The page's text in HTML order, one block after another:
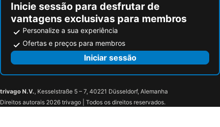
Inicie sessão para desfrutar de
vantagens exclusivas para membros
Personalize a sua experiência
Ofertas e preços para membros
Iniciar sessão
trivago N.V., Kesselstraße 5 – 7, 40221 Düsseldorf, Alemanha
Direitos autorais 2026 trivago | Todos os direitos reservados.